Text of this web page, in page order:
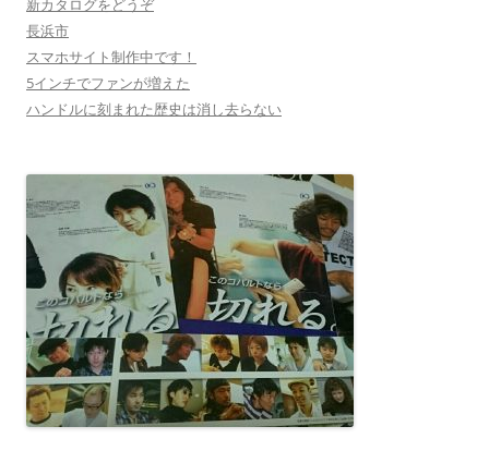
新カタログをどうぞ
長浜市
スマホサイト制作中です！
5インチでファンが増えた
ハンドルに刻まれた歴史は消し去らない